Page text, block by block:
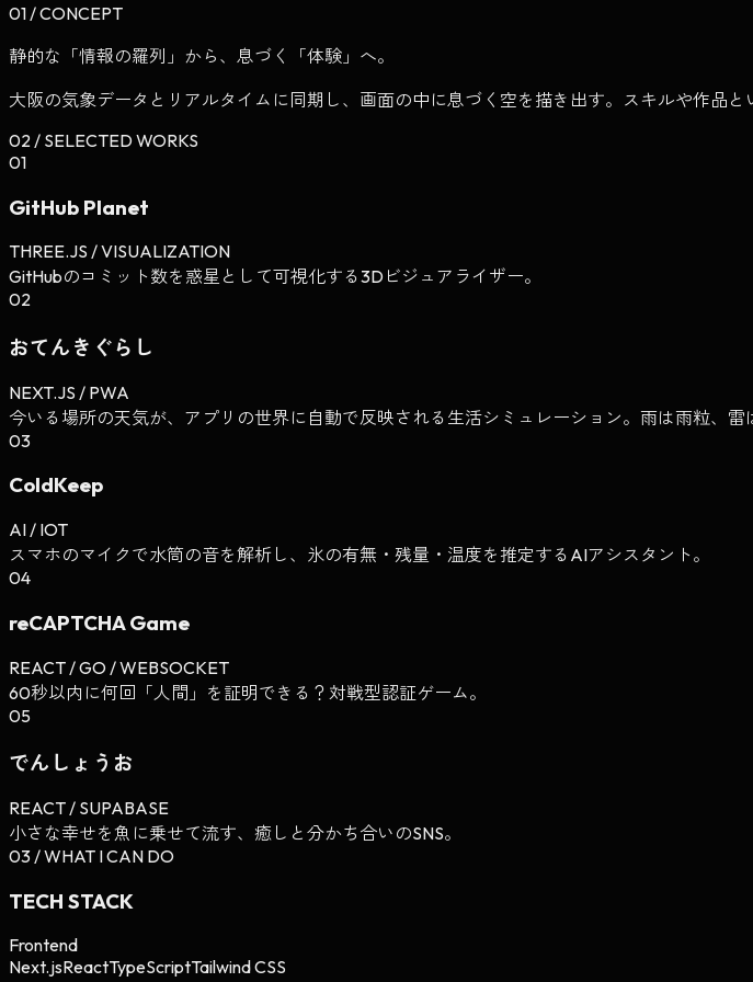
01 / CONCEPT
静的な「情報の羅列」から、息づく
「体験」 へ。
大阪の気象データとリアルタイムに同期し、画面の中に息づく空を描き出す。スキルや作品
02 / SELECTED WORKS
01
GitHub Planet
THREE.JS / VISUALIZATION
GitHubのコミット数を惑星として可視化する3Dビジュアライザー。
02
おてんきぐらし
NEXT.JS / PWA
今いる場所の天気が、アプリの世界に自動で反映される生活シミュレーション。雨は雨粒、
03
ColdKeep
AI / IOT
スマホのマイクで水筒の音を解析し、氷の有無・残量・温度を推定するAIアシスタント。
04
reCAPTCHA Game
REACT / GO / WEBSOCKET
60秒以内に何回「人間」を証明できる？対戦型認証ゲーム。
05
でんしょうお
REACT / SUPABASE
小さな幸せを魚に乗せて流す、癒しと分かち合いのSNS。
03 / WHAT I CAN DO
TECH STACK
Frontend
Next.jsReactTypeScriptTailwind CSS